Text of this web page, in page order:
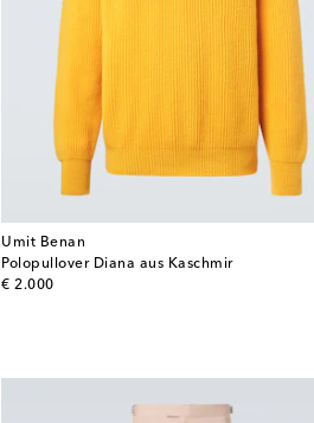
Umit Benan
Polopullover Diana aus Kaschmir
€ 2.000
original price